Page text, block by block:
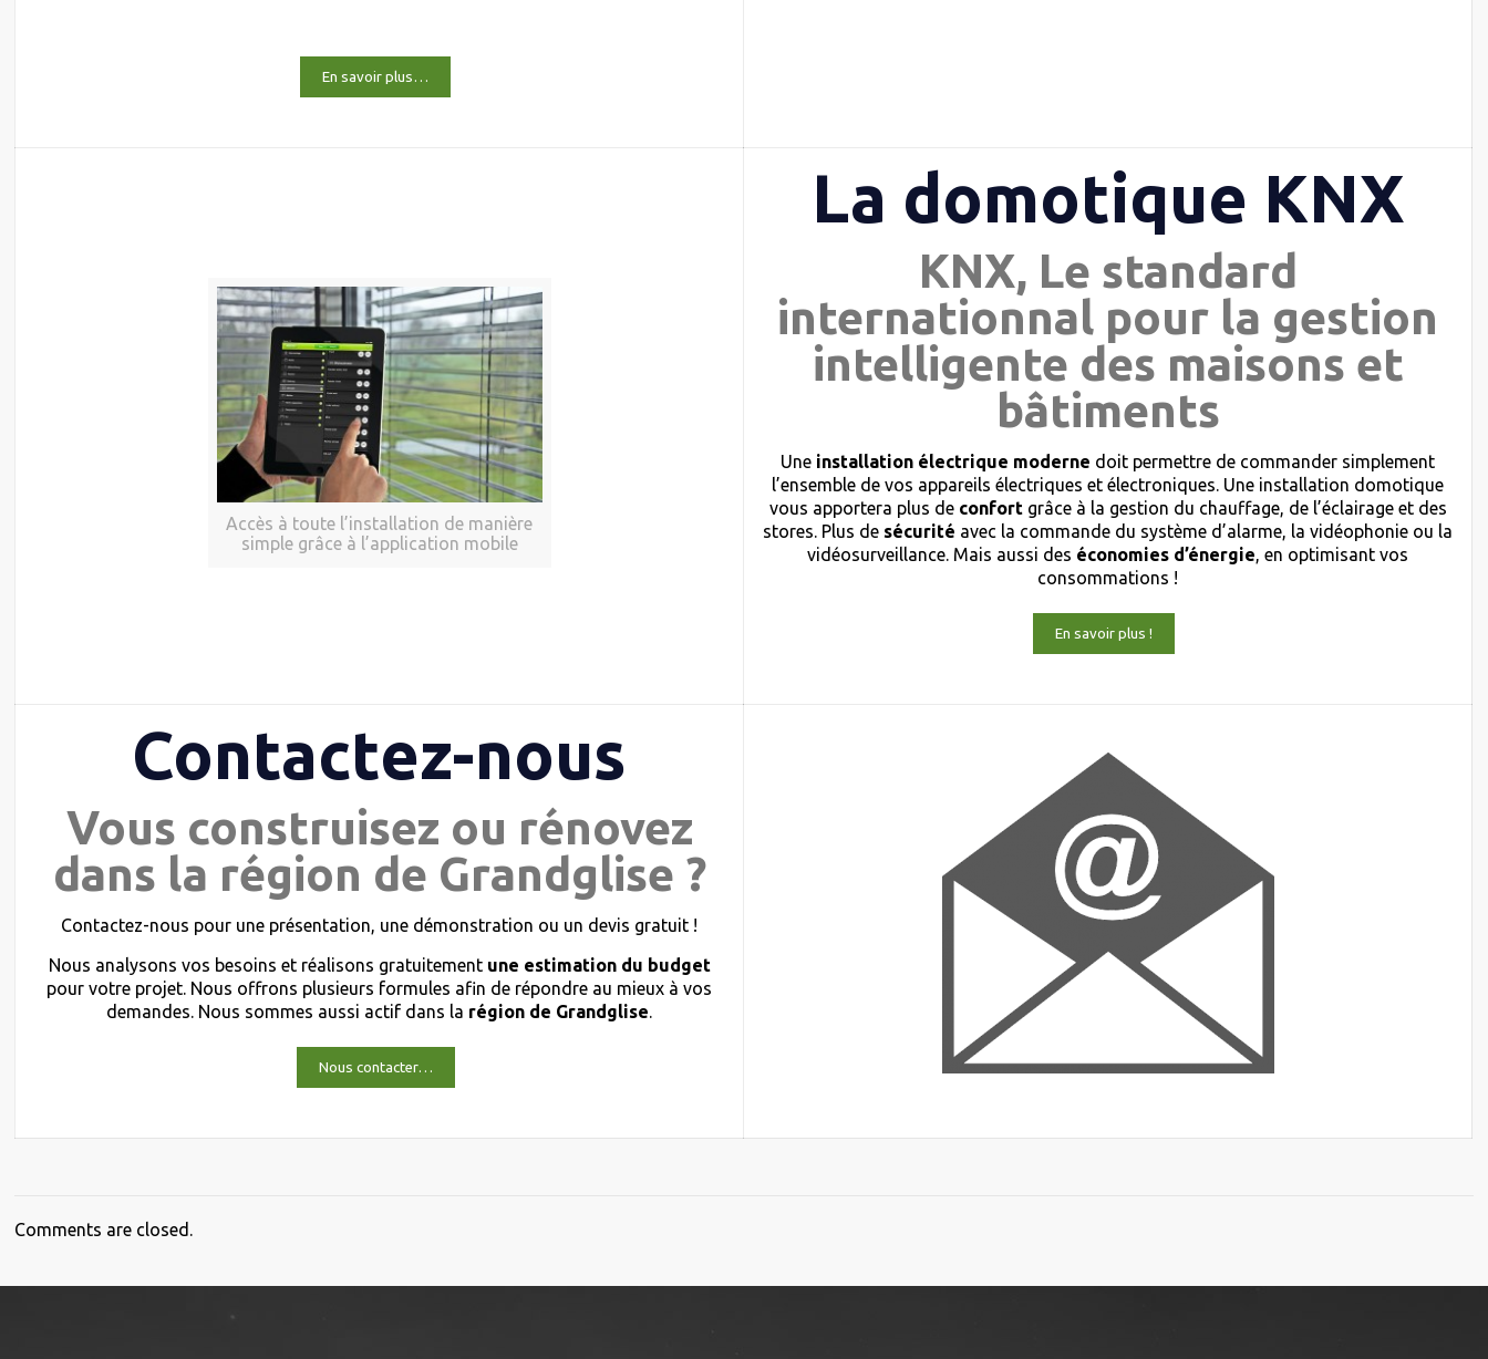
En savoir plus…
Accès à toute l’installation de manière
simple grâce à l’application mobile
La domotique KNX
KNX, Le standard
internationnal pour la gestion
intelligente des maisons et
bâtiments
Une installation électrique moderne doit permettre de commander simplement
l’ensemble de vos appareils électriques et électroniques. Une installation domotique
vous apportera plus de confortgrâce à la gestion du chauffage, de l’éclairage et des
stores. Plus de sécurité avec la commande du système d’alarme, la vidéophonie ou la
vidéosurveillance. Mais aussi des économies d’énergie, en optimisant vos
consommations !
En savoir plus !
Contactez-nous
Vous construisez ou rénovez
dans la région de Grandglise ?
Contactez-nous pour une présentation, une démonstration ou un devis gratuit !
Nous analysons vos besoins et réalisons gratuitement une estimation du budget
pour votre projet. Nous offrons plusieurs formules afin de répondre au mieux à vos
demandes. Nous sommes aussi actif dans la région de Grandglise.
Nous contacter…
Comments are closed.